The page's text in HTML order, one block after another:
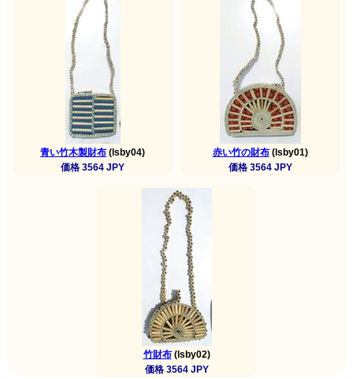
青い竹木製財布 (lsby04)
価格 3564 JPY
赤い竹の財布(lsby01)
価格 3564 JPY
竹財布(lsby02)
価格 3564 JPY